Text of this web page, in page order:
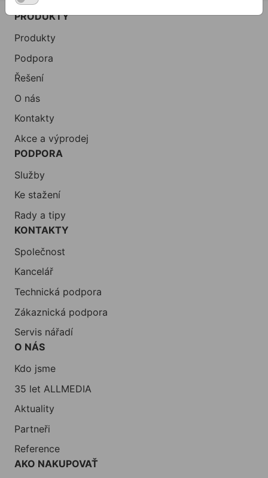
PRODUKTY
Produkty
Podpora
Řešení
O nás
Kontakty
Akce a výprodej
PODPORA
Služby
Ke stažení
Rady a tipy
KONTAKTY
Společnost
Kancelář
Technická podpora
Zákaznická podpora
Servis nářadí
O NÁS
Kdo jsme
35 let ALLMEDIA
Aktuality
Partneři
Reference
AKO NAKUPOVAŤ